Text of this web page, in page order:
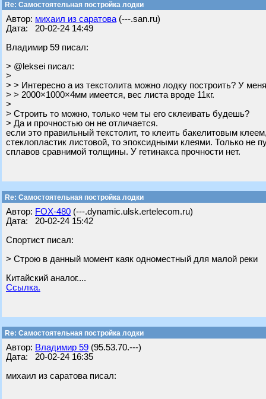
Re: Самостоятельная постройка лодки
Автор: михаил из саратова (---.san.ru)
Дата: 20-02-24 14:49
Владимир 59 писал:
> @leksei писал:
>
> > Интересно а из текстолита можно лодку построить? У
> > 2000×1000×4мм имеется, вес листа вроде 11кг.
>
> Строить то можно, только чем ты его склеивать будешь?
> Да и прочностью он не отличается.
если это правильный текстолит, то клеить бакелитовым
стеклопластик листовой, то эпоксидными клеями. Только не
сплавов сравнимой толщины. У гетинакса прочности нет.
Re: Самостоятельная постройка лодки
Автор: FOX-480 (---.dynamic.ulsk.ertelecom.ru)
Дата: 20-02-24 15:42
Спортист писал:
> Строю в данный момент каяк одноместный для малой реки
Китайский аналог....
Ссылка.
Re: Самостоятельная постройка лодки
Автор: Владимир 59 (95.53.70.---)
Дата: 20-02-24 16:35
михаил из саратова писал: